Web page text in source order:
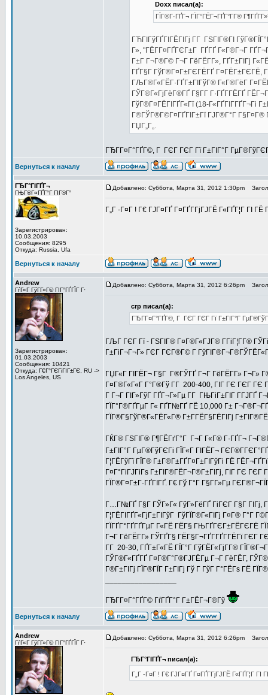
Doxx писал(а):
ГЇГ®Г·ГҐГ¬ ГЇГ°ГЁГ¬ГҐГ°Г­Г®
ГЋГІГўГҐГІГЁГІГј Г­Г ГЅГІГ®ГІ
Г», "ГЁГ­Г¤ГҐГЄГ±Г ГҐГҐ Г«Г®Г¬Г
Г±Г Г¬Г®Г© Г¬Г ГёГЁГ­Г», ГҐГ±ГІГј
ГҐГ§Г ГўГ®Г¤Г±ГЄГЁГҐ Г¤ГЁГ±ГЄГЁ,
ГЉГ®Г«ГЁГ·ГҐГ±ГІГўГ® Г«Г®ГёГ
ГЎГ®Г«ГјГёГ®ГҐ Г§Г­Г Г·ГҐГ­ГЁГҐ
ГўГ®Г¤ГЁГІГҐГ«Гї (18-Г«ГҐГІГ­ГҐГ¬Гі
Г®ГЎГ®Г©Г¤ГҐГІГ±Гї ГЈГ®Г°Г Г§Г¤Г®
ГЏГ„Г„.
ГЂГ­Г¤Г°ГҐГ©, Г ГЄГ ГЄГ Гї Г±ГІГ°Г
Вернуться к началу
ГЂГ°ГІГҐГ¬
ГЊГ®Г¤ГҐГ°Г ГІГ®Г°
Зарегистрирован:
10.03.2003
Сообщения: 8295
Откуда: Russia, Ufa
Добавлено: Суббота, Марта 31, 2012 1:30pm
Г„Г -Г¤Г ! Г€ ГЈГ¤ГҐ Г¤ГҐГ­ГјГЈГЁ Г«ГҐГ¦Г ГІ
Вернуться к началу
Andrew
ГѓГ«Г ГўГ­Г»Г© ГІГ°ГҐГЇГ Г·
Зарегистрирован:
01.03.2003
Сообщения: 10421
Откуда: Г€Г°ГЄГіГІГ±ГЄ, RU ->
Los Angeles, US
Добавлено: Суббота, Марта 31, 2012 6:26pm
crp писал(а):
ГЂГ­Г¤Г°ГҐГ©, Г ГЄГ ГЄГ Гї Г±ГІГ°Г
ГЉГ ГЄГ Гї - ГЅГІГ® Г¤Г®Г«ГЈГ® Г­ГіГ¦Г­Г®
Г±ГіГ¬Г¬Г» ГЄГ ГЄГ®Г© Г
ГЏГ«Г ГІГЁГ¬ Г§Г Г®ГЎГҐ Г¬Г ГёГЁГ­Г» Г¬Г»
Г¤Г®Г«Г«Г Г°Г®Гў Г­Г 200-400, ГІГ ГЄ ГЄГ ГЄ
Г Г¬Г ГІГ»ГўГ ГҐГ¬Г»Гµ Г­Г ГЊГіГ±ГІГ Г­ГЈГҐ
ГЇГ°Г®ГҐГµГ Г« ГҐГ№ГҐ ГЁ 10,000 Г±
ГЇГ®Г§ГўГ®Г«ГЁГ«Г® Г±Г­ГЁГ§ГЁГІГј
ГЌГ® ГЅГІГ® Г¶ГЁГґГ°Г Г¬Г Г«Г® Г·ГҐГ¬
Г±ГІГ°Г ГµГ®ГўГЄГі ГЇГ«Г ГІГЁГ¬
Г¦ГЁГўГї ГЇГ® Г±Г®Г±ГҐГ¤Г±ГІГўГі ГЁ
Г¤Г°ГіГЈГіГѕ Г±ГІГ®ГЁГ¬Г®Г±ГІГј, ГІГ ГЄ ГЄГ
ГЇГ®Г¤Г±Г·ГҐГІГҐ. Г€ Гў Г°Г Г§Г­Г»Гµ
Г…Г№ГҐ Г§Г ГЎГ»Г« ГўГ»ГёГҐ ГіГЄГ Г§Г ГІГј,
Г¦ГЁГІГҐГ«ГјГ±ГІГўГ ГўГЇГ®Г«ГІГј Г¤Г®
ГЇГҐГ°ГҐГҐГµГ Г«ГЁ ГЁГ§ ГЊГҐГЄГ±ГЁГЄГЁ
Г¬Г ГёГЁГ­Г» ГЎГҐГ§ ГЁГ§Г¬ГҐГ­ГҐГ­ГЁГї ГЄГ
Г­Г 20-30, ГҐГ±Г«ГЁ ГЇГ°Г ГўГЁГ«ГјГ­Г®
ГЎГ®Г«ГҐГҐ Г¤Г®Г°Г®ГЈГЁГµ Г¬Г ГёГЁГ­,
Г®Г±ГІГј ГЇГ®ГЇГ Г±ГІГј Гў Г ГўГ Г°ГЁГѕ ГЁ
ГЂГ­Г¤Г°ГҐГ© ГѓГҐГ°Г Г±ГЁГ¬Г®Гў
Вернуться к началу
Andrew
ГѓГ«Г ГўГ­Г»Г© ГІГ°ГҐГЇГ Г·
Добавлено: Суббота, Марта 31, 2012 6:26pm
ГЂГ°ГІГҐГ¬ писал(а):
Г„Г -Г¤Г ! Г€ ГЈГ¤ГҐ Г¤ГҐГ­ГјГЈГЁ Г«ГҐГ¦Г